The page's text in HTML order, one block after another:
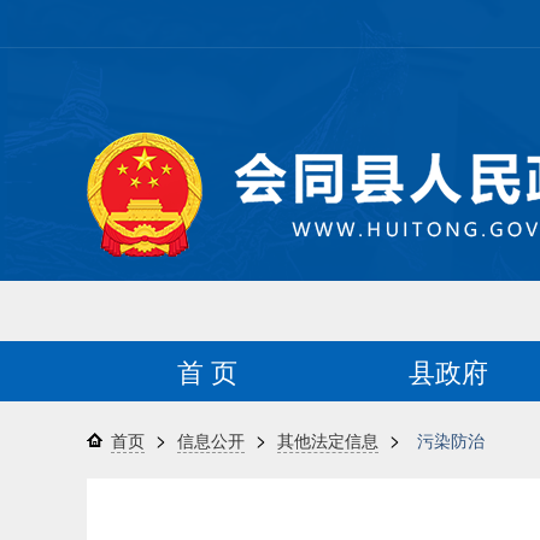
首 页 县政府
首页 > 信息公开 > 其他法定信息 > 污染防治